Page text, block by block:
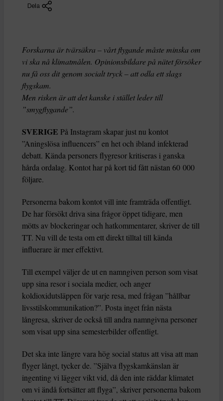
Dela
Forskarna är tvärsäkra – vårt flygande måste minska om
vi ska nå klimatmålen. Opinionsbildare på nätet försöker
nu få oss dit genom socialt tryck – att odla ett slags
flygskam.
Men risken är att det kanske i stället leder till
”smygflygande”.
SVERIGE På Instagram skapar just nu kontot
”Aningslösa influencers” en het och ibland infekterad
debatt. Kända personers flygresor kritiseras i ganska
hårda ordalag. Kontot har på kort tid fått nästan 60 000
följare.
Personerna bakom kontot vill inte framträda offentligt.
De har försökt driva sina frågor öppet tidigare, men
mötts av blockeringar och hatkommentarer, skriver de till
TT. Nu vill de testa om ett direkt tilltal till kända
influerare är mer effektivt.
Till exempel väljer de ut en namngiven person som visat
upp sina resor i sociala medier, och anger
koldioxidutsläppen för varje resa, med frågan ”hållbar
livsstilskommunikation?”. Posta inget från nästa
långresa, skriver de också till andra namngivna personer
som visat upp sina semesterbilder offentligt.
Det ska inte längre vara hög social status att visa att man
flyger långt, tycker de. ”Själva flygskamkänslan är
ingenting vi lägger vikt vid, då den inte räddar klimatet
om vi ändå fortsätter att flyga”, skriver personerna bakom